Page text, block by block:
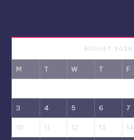
AUGUST 2026
M T W T F
3 4 5 6 7
10 11 12 13 14